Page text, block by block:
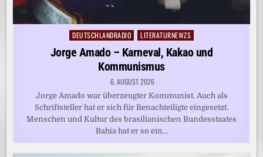
Posted
DEUTSCHLANDRADIO LITERATURNEWZS
Jorge Amado – Karneval, Kakao und
Kommunismus
6. AUGUST 2026
Jorge Amado war überzeugter Kommunist. Auch als
Schriftsteller hat er sich für Benachteiligte eingesetzt.
Menschen und Kultur des brasilianischen Bundesstaates
Bahia hat er so ein…